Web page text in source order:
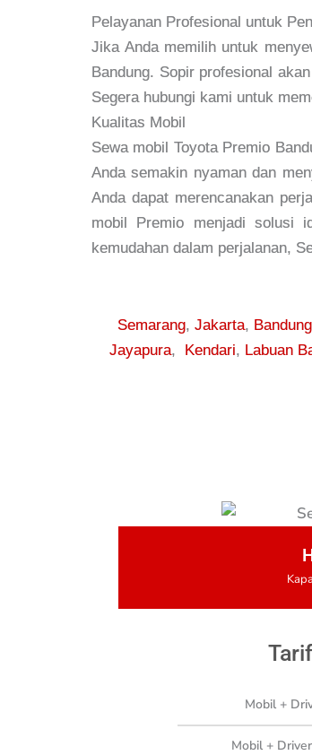
Pelayanan Profesional untuk
Jika Anda memilih untuk
Bandung. Sopir profesional
Segera hubungi kami untuk
Kualitas Mobil
Sewa mobil Toyota Premio
Anda semakin nyaman dan
Anda dapat merencanakan
mobil Premio menjadi solusi
kemudahan dalam perjalanan,
Semarang, Jakarta, Bandung
Jayapura, Kendari, Labuan
Mobil +
Mobil +